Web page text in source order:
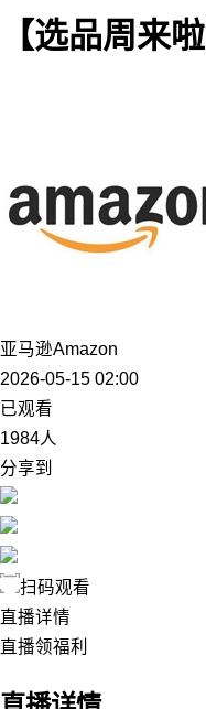
【选品周来
亚马逊Amazon
2026-05-15 02:00
已观看
1984人
分享到
扫码观看
直播详情
直播领福利